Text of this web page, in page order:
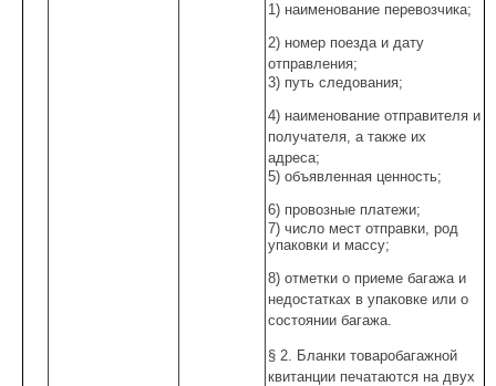
1) наименование перевозчика;
2) номер поезда и дату
отправления;
3) путь следования;
4) наименование отправителя и
получателя, а также их
адреса;
5) объявленная ценность;
6) провозные платежи;
7) число мест отправки, род
упаковки и массу;
8) отметки о приеме багажа и
недостатках в упаковке или о
состоянии багажа.
§ 2. Бланки товаробагажной
квитанции печатаются на двух